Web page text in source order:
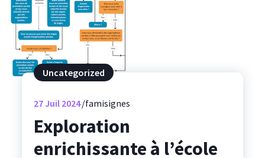
Uncategorized
27Juil 2024 famisignes
Exploration
enrichissante à l’école